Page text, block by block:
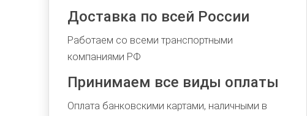
Доставка по всей России
Работаем со всеми транспортными
компаниями РФ
Принимаем все виды оплаты
Оплата банковскими картами, наличными в